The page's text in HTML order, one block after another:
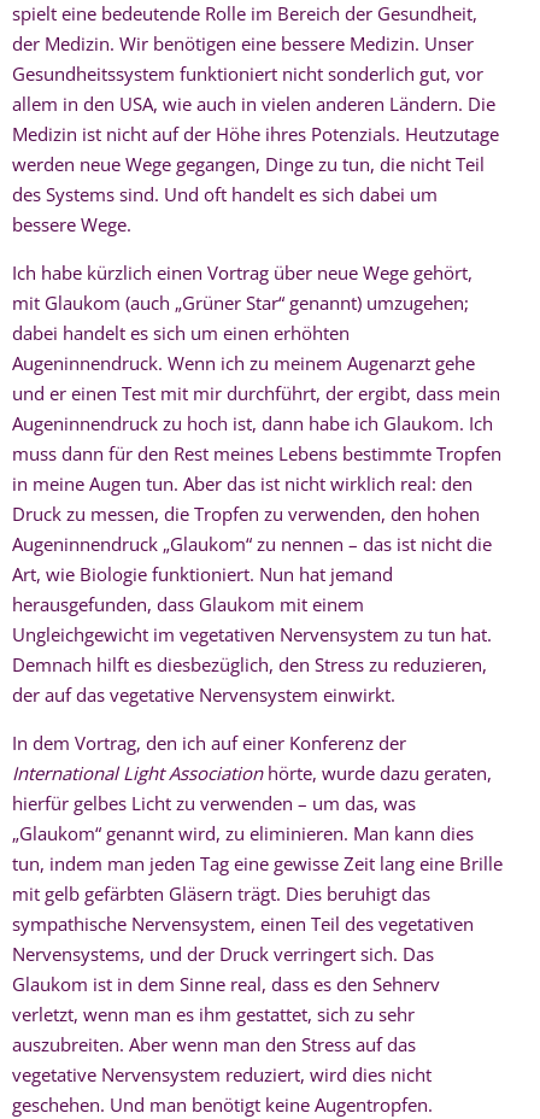
spielt eine bedeutende Rolle im Bereich der Gesundheit,
der Medizin. Wir benötigen eine bessere Medizin. Unser
Gesundheitssystem funktioniert nicht sonderlich gut, vor
allem in den USA, wie auch in vielen anderen Ländern. Die
Medizin ist nicht auf der Höhe ihres Potenzials. Heutzutage
werden neue Wege gegangen, Dinge zu tun, die nicht Teil
des Systems sind. Und oft handelt es sich dabei um
bessere Wege.
Ich habe kürzlich einen Vortrag über neue Wege gehört,
mit Glaukom (auch „Grüner Star“ genannt) umzugehen;
dabei handelt es sich um einen erhöhten
Augeninnendruck. Wenn ich zu meinem Augenarzt gehe
und er einen Test mit mir durchführt, der ergibt, dass mein
Augeninnendruck zu hoch ist, dann habe ich Glaukom. Ich
muss dann für den Rest meines Lebens bestimmte Tropfen
in meine Augen tun. Aber das ist nicht wirklich real: den
Druck zu messen, die Tropfen zu verwenden, den hohen
Augeninnendruck „Glaukom“ zu nennen – das ist nicht die
Art, wie Biologie funktioniert. Nun hat jemand
herausgefunden, dass Glaukom mit einem
Ungleichgewicht im vegetativen Nervensystem zu tun hat.
Demnach hilft es diesbezüglich, den Stress zu reduzieren,
der auf das vegetative Nervensystem einwirkt.
In dem Vortrag, den ich auf einer Konferenz der
International Light Associationhörte, wurde dazu geraten,
hierfür gelbes Licht zu verwenden – um das, was
„Glaukom“ genannt wird, zu eliminieren. Man kann dies
tun, indem man jeden Tag eine gewisse Zeit lang eine Brille
mit gelb gefärbten Gläsern trägt. Dies beruhigt das
sympathische Nervensystem, einen Teil des vegetativen
Nervensystems, und der Druck verringert sich. Das
Glaukom ist in dem Sinne real, dass es den Sehnerv
verletzt, wenn man es ihm gestattet, sich zu sehr
auszubreiten. Aber wenn man den Stress auf das
vegetative Nervensystem reduziert, wird dies nicht
geschehen. Und man benötigt keine Augentropfen.